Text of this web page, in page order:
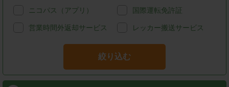
ニコパス（アプリ） 国際運転免許証
営業時間外返却サービス レッカー搬送サービス
絞り込む